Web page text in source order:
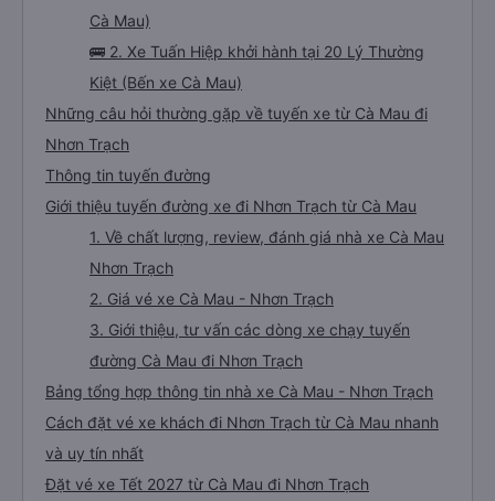
Cà Mau)
🚌 2. Xe Tuấn Hiệp khởi hành tại 20 Lý Thường
Kiệt (Bến xe Cà Mau)
Những câu hỏi thường gặp về tuyến xe từ Cà Mau đi
Nhơn Trạch
Thông tin tuyến đường
Giới thiệu tuyến đường xe đi Nhơn Trạch từ Cà Mau
1. Về chất lượng, review, đánh giá nhà xe Cà Mau
Nhơn Trạch
2. Giá vé xe Cà Mau - Nhơn Trạch
3. Giới thiệu, tư vấn các dòng xe chạy tuyến
đường Cà Mau đi Nhơn Trạch
Bảng tổng hợp thông tin nhà xe Cà Mau - Nhơn Trạch
Cách đặt vé xe khách đi Nhơn Trạch từ Cà Mau nhanh
và uy tín nhất
Đặt vé xe Tết 2027 từ Cà Mau đi Nhơn Trạch